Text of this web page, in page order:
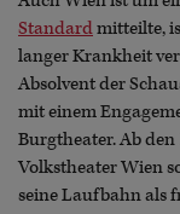
Standardmitteilte,
langer Krankheit
Absolvent der
mit einem
Burgtheater. Ab
Volkstheater Wien
seine Laufbahn als